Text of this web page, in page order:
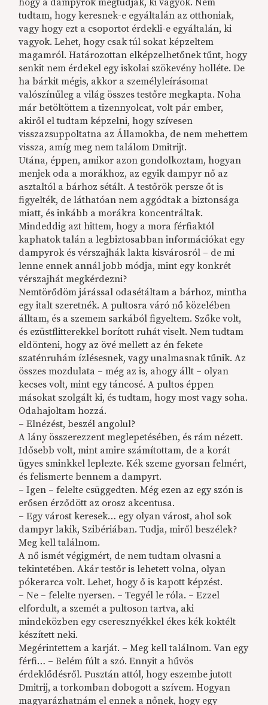
hogy a dampyrok megtudják, ki vagyok. Nem
tudtam, hogy keresnek-e egyáltalán az otthoniak,
vagy hogy ezt a csoportot érdekli-e egyáltalán, ki
vagyok. Lehet, hogy csak túl sokat képzeltem
magamról. Határozottan elképzelhetőnek tűnt, hogy
senkit nem érdekel egy iskolai szökevény holléte. De
ha bárkit mégis, akkor a személyleírásomat
valószínűleg a világ összes testőre megkapta. Noha
már betöltöttem a tizennyolcat, volt pár ember,
akiről el tudtam képzelni, hogy szívesen
visszazsuppoltatna az Államokba, de nem mehettem
vissza, amíg meg nem találom Dmitrijt.
Utána, éppen, amikor azon gondolkoztam, hogyan
menjek oda a morákhoz, az egyik dampyr nő az
asztaltól a bárhoz sétált. A testőrök persze őt is
figyelték, de láthatóan nem aggódtak a biztonsága
miatt, és inkább a morákra koncentráltak.
Mindeddig azt hittem, hogy a mora férfiaktól
kaphatok talán a legbiztosabban információkat egy
dampyrok és vérszajhák lakta kisvárosról – de mi
lenne ennek annál jobb módja, mint egy konkrét
vérszajhát megkérdezni?
Nemtörődöm járással odasétáltam a bárhoz, mintha
egy italt szeretnék. A pultosra váró nő közelében
álltam, és a szemem sarkából figyeltem. Szőke volt,
és ezüstflitterekkel borított ruhát viselt. Nem tudtam
eldönteni, hogy az övé mellett az én fekete
szaténruhám ízlésesnek, vagy unalmasnak tűnik. Az
összes mozdulata – még az is, ahogy állt – olyan
kecses volt, mint egy táncosé. A pultos éppen
másokat szolgált ki, és tudtam, hogy most vagy soha.
Odahajoltam hozzá.
– Elnézést, beszél angolul?
A lány összerezzent meglepetésében, és rám nézett.
Idősebb volt, mint amire számítottam, de a korát
ügyes sminkkel leplezte. Kék szeme gyorsan felmért,
és felismerte bennem a dampyrt.
– Igen – felelte csüggedten. Még ezen az egy szón is
erősen érződött az orosz akcentusa.
– Egy várost keresek… egy olyan várost, ahol sok
dampyr lakik, Szibériában. Tudja, miről beszélek?
Meg kell találnom.
A nő ismét végigmért, de nem tudtam olvasni a
tekintetében. Akár testőr is lehetett volna, olyan
pókerarca volt. Lehet, hogy ő is kapott képzést.
– Ne – felelte nyersen. – Tegyél le róla. – Ezzel
elfordult, a szemét a pultoson tartva, aki
mindeközben egy cseresznyékkel ékes kék koktélt
készített neki.
Megérintettem a karját. – Meg kell találnom. Van egy
férfi… – Belém fúlt a szó. Ennyit a hűvös
érdeklődésről. Pusztán attól, hogy eszembe jutott
Dmitrij, a torkomban dobogott a szívem. Hogyan
magyarázhatnám el ennek a nőnek, hogy egy